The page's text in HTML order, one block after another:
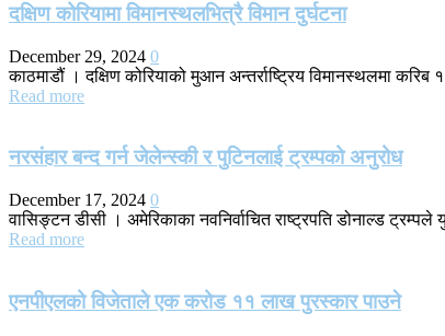
दक्षिण कोरियामा विमानस्थलभित्रै विमान दुर्घटना
December 29, 2024 0
काठमाडौं । दक्षिण कोरियाको मुआन अन्तर्राष्ट्रिय विमानस्थलमा करिब
Read more
नरसंहार बन्द गर्न जेलेन्स्की र पुटिनलाई ट्रम्पको अनुरोध
December 17, 2024 0
वासिङ्टन डीसी । अमेरिकाका नवनिर्वाचित राष्ट्रपति डोनाल्ड
Read more
एनपीएलको विजेताले एक करोड ११ लाख पुरस्कार पाउने